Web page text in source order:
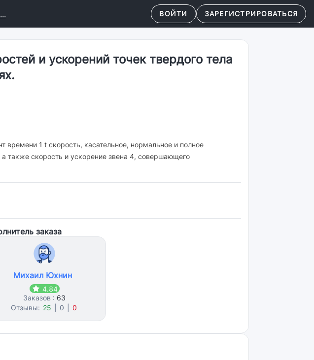
ВОЙТИ ЗАРЕГИСТРИРОВАТЬСЯ
и ускорений точек твердого тела
1 t скорость, касательное, нормальное и полное
также скорость и ускорение звена 4, совершающего
заказа
Михаил Юхнин
4.84
Заказов : 63
Отзывы: 25 0 0